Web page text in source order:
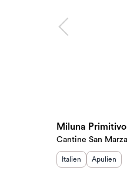
Miluna
Cantine San
Herkunftsland:
Italien Apulien